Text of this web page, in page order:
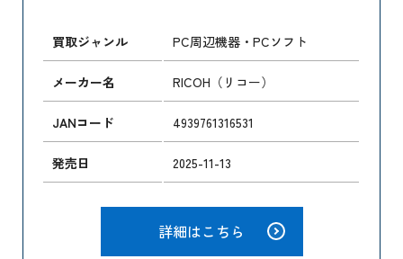
買取ジャンル PC周辺機器・PCソフト
メーカー名 RICOH（リコー）
JANコード 4939761316531
発売日 2025-11-13
詳細はこちら